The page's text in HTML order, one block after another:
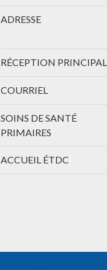
ADRESSE
RÉCEPTION
COURRIEL
SOINS DE SANTÉ
PRIMAIRES
ACCUEIL ÉTDC